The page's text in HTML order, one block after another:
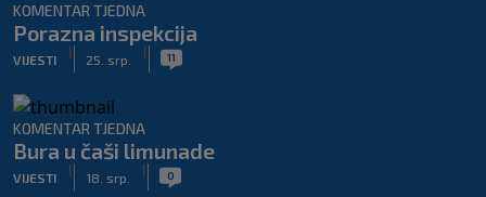
KOMENTAR TJEDNA
Porazna inspekcija
VIJESTI
|
25. srp.
| 11
KOMENTAR TJEDNA
Bura u čaši limunade
VIJESTI
|
18. srp.
| 0